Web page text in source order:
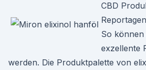
CBD
So
exzellente
werden. Die Produktpalette von